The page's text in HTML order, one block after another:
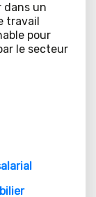
dans un
travail
pour
le secteur